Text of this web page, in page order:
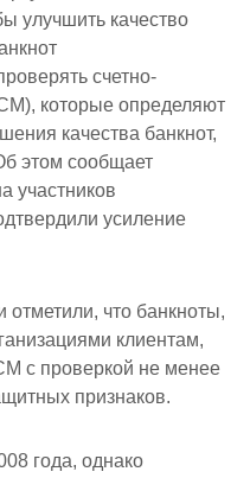
улучшить качество
счетно-
которые определяют
качества банкнот,
этом сообщает
участников
усиление
что банкноты,
клиентам,
с проверкой не менее
признаков.
года, однако